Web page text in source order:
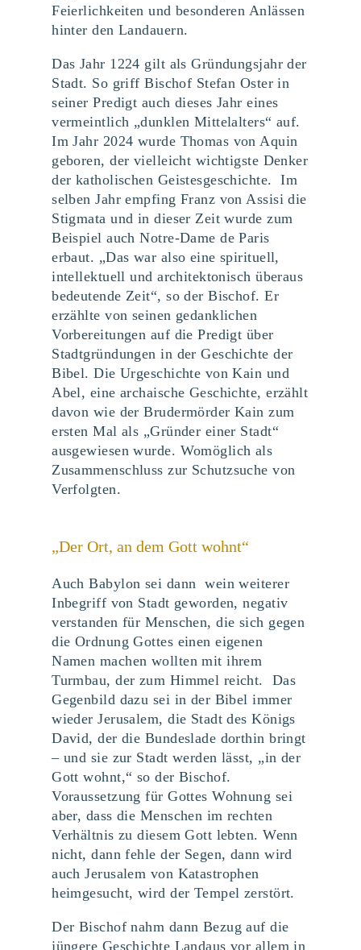
Feierlichkeiten und besonderen Anlässen
hinter den Landauern.
Das Jahr 1224 gilt als Gründungsjahr der
Stadt. So griffBischof Stefan Oster in
seiner Predigt auch dieses Jahr eines
vermeintlich „dunklen Mittelalters“ auf.
Im Jahr 2024 wurde Thomas von Aquin
geboren, der vielleicht wichtigste Denker
der katholischen Geistesgeschichte. Im
selben Jahr empfing Franz von Assisi die
Stigmata und in dieser Zeit wurde zum
Beispiel auch Notre-Dame de Paris
erbaut. „Das war also eine spirituell,
intellektuell und architektonisch überaus
bedeutende Zeit“, so der Bischof. Er
erzählte von seinen gedanklichen
Vorbereitungen auf die Predigt über
Stadtgründungen in der Geschichte der
Bibel. Die Urgeschichte von Kain und
Abel, eine archaische Geschichte, erzählt
davon wie der Brudermörder Kain zum
ersten Mal als „Gründer einer Stadt“
ausgewiesen wurde. Womöglich als
Zusammenschluss zur Schutzsuche von
Verfolgten.
„Der Ort, an dem Gott wohnt“
Auch Babylon sei dann wein weiterer
Inbegriff von Stadt geworden, negativ
verstanden für Menschen, die sich gegen
die Ordnung Gottes einen eigenen
Namen machen wollten mit ihrem
Turmbau, der zum Himmel reicht. Das
Gegenbild dazu sei in der Bibel immer
wieder Jerusalem, die Stadt des Königs
David, der die Bundeslade dorthin bringt
– und sie zur Stadt werden lässt, „in der
Gott wohnt,“ so der Bischof.
Voraussetzung für Gottes Wohnung sei
aber, dass die Menschen im rechten
Verhältnis zu diesem Gott lebten. Wenn
nicht, dann fehle der Segen, dann wird
auch Jerusalem von Katastrophen
heimgesucht, wird der Tempel zerstört.
Der Bischof nahm dann Bezug auf die
jüngere Geschichte Landaus vor allem in